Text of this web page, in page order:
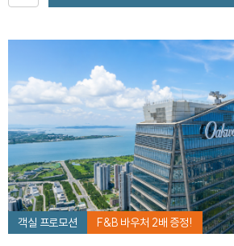
객실 프로모션 F&B 바우처 2배 증정!